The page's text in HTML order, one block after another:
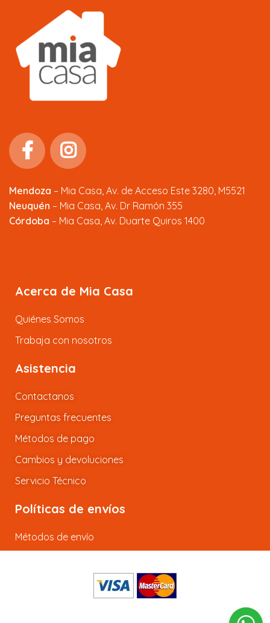
Mendoza – Mia Casa, Av. de Acceso Este 3280, M5521
Neuquén – Mia Casa, Av. Dr Ramón 355
Córdoba – Mia Casa, Av. Duarte Quiros 1400
Acerca de Mia Casa
Quiénes Somos
Trabaja con nosotros
Asistencia
Contactanos
Preguntas frecuentes
Métodos de pago
Cambios y devoluciones
Servicio Técnico
Políticas de envíos
Métodos de envío